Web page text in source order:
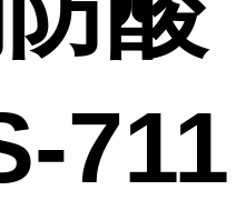
711